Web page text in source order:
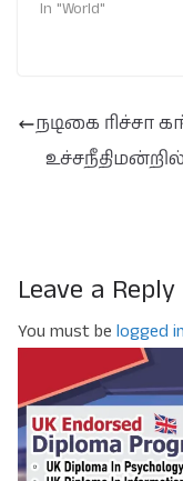
In "World"
நடிகை ரிச்சா
Leave a Reply
You must be logged in